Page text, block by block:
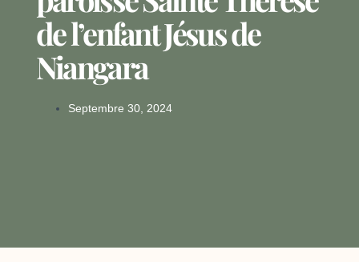
de l’enfant Jésus de
Niangara
Septembre 30, 2024